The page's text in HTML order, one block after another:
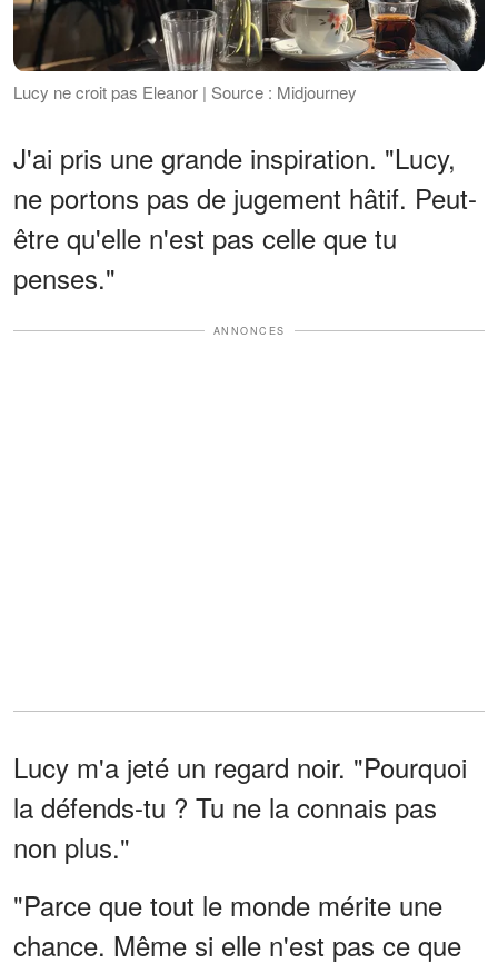
Lucy ne croit pas Eleanor | Source : Midjourney
J'ai pris une grande inspiration. "Lucy,
ne portons pas de jugement hâtif. Peut-
être qu'elle n'est pas celle que tu
penses."
ANNONCES
Lucy m'a jeté un regard noir. "Pourquoi
la défends-tu ? Tu ne la connais pas
non plus."
"Parce que tout le monde mérite une
chance. Même si elle n'est pas ce que